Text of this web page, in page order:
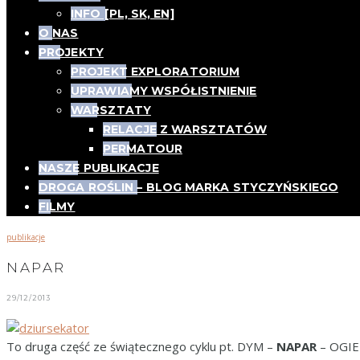
INFO [PL, SK, EN]
O NAS
PROJEKTY
PROJEKT EXPLORATORIUM
UPRAWIAMY WSPÓŁISTNIENIE
WARSZTATY
RELACJE Z WARSZTATÓW
PERMATOUR
NASZE PUBLIKACJE
DROGA ROŚLIN – BLOG MARKA STYCZYŃSKIEGO
FILMY
publikacje
NAPAR
29/12/2013
To druga część ze świątecznego cyklu pt. DYM – NAPAR–